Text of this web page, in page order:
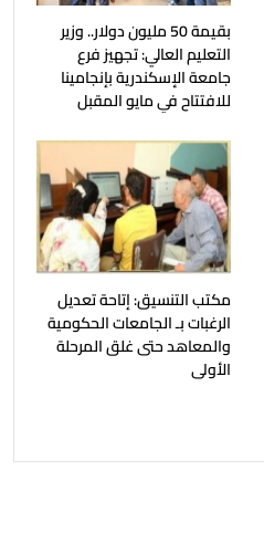
بقيمة 50 مليون دولار.. وزير
التعليم العالي: تجهيز فرع
جامعة الإسكندرية بإنجامينا
للافتتاح في مايو المقبل
مكتب التنسيق: إتاحة تعديل
الرغبات بـ الجامعات الحكومية
والمعاهد حتى غلق المرحلة
الأولى